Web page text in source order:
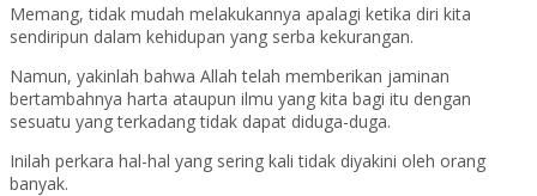
Memang, tidak mudah melakukannya apalagi ketika diri kita
sendiripun dalam kehidupan yang serba kekurangan.
Namun, yakinlah bahwa Allah telah memberikan jaminan
bertambahnya harta ataupun ilmu yang kita bagi itu dengan
sesuatu yang terkadang tidak dapat diduga-duga.
Inilah perkara hal-hal yang sering kali tidak diyakini oleh orang
banyak.